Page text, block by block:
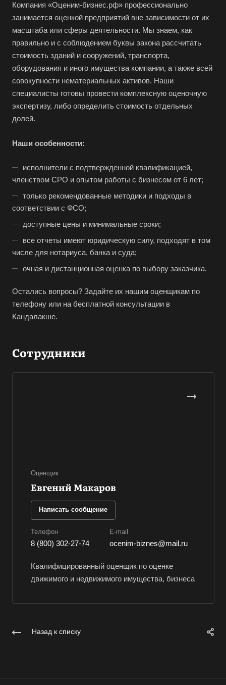
Компания «Оценим-бизнес.рф» профессионально
занимается оценкой предприятий вне зависимости от их
масштаба или сферы деятельности. Мы знаем, как
правильно и с соблюдением буквы закона рассчитать
стоимость зданий и сооружений, транспорта,
оборудования и иного имущества компании, а также всей
совокупности нематериальных активов. Наши
специалисты готовы провести комплексную оценочную
экспертизу, либо определить стоимость отдельных
долей.
Наши особенности:
исполнители с подтвержденной квалификацией,
членством СРО и опытом работы с бизнесом от 6 лет;
только рекомендованные методики и подходы в
соответствии с ФСО;
доступные цены и минимальные сроки;
все отчеты имеют юридическую силу, подходят в том
числе для нотариуса, банка и суда;
очная и дистанционная оценка по выбору заказчика.
Остались вопросы? Задайте их нашим оценщикам по
телефону или на бесплатной консультации в
Кандалакше.
Сотрудники
Оценщик
Евгений Макаров
Написать сообщение
Телефон
8 (800) 302-27-74
E-mail
ocenim-biznes@mail.ru
Квалифицированный оценщик по оценке
движимого и недвижимого имущества, бизнеса
Назад к списку
Буйнакск
Бутурлиновка
Валдай
Великие Луки
Великий Новгород
Великий Устюг
Вельск
Верхняя Салда
Видное
Владивосток
Владикавказ
Владимир
Волгоград
Волгодонск
Волжск
Вологда
Выборг
Выкса
Вязники
Вязьма
Вятские Поляны